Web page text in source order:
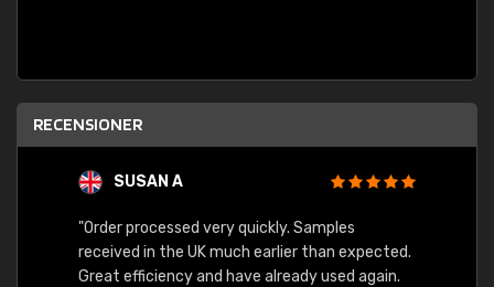
RECENSIONER
SUSAN A
"Order processed very quickly. Samples
received in the UK much earlier than expected.
Great efficiency and have already used again.